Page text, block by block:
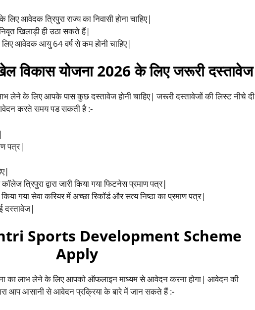
आवेदक त्रिपुरा राज्य का निवासी होना चाहिए|
खिलाड़ी ही उठा सकते हैं|
आवेदक आयु 64 वर्ष से कम होनी चाहिए|
विकास योजना 2026 के लिए जरूरी दस्तावेज
लेने के लिए आपके पास कुछ दस्तावेज होनी चाहिए| जरूरी दस्तावेजों की लिस्ट नीचे दी
करते समय पड सकती है :-
पत्र|
त्रिपुरा द्वारा जारी किया गया फिटनेस प्रमाण पत्र|
किया गया सेवा करियर में अच्छा रिकॉर्ड और सत्य निष्ठा का प्रमाण पत्र|
दस्तावेज|
Sports Development Scheme
Apply
का लाभ लेने के लिए आपको ऑफलाइन माध्यम से आवेदन करना होगा| आवेदन की
आप आसानी से आवेदन प्रक्रिया के बारे में जान सकते हैं :-